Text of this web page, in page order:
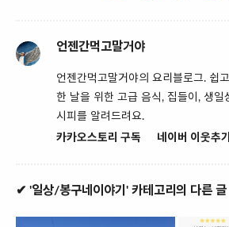
언젠간먹고말거야
언젠간먹고말거야의 요리블로그. 쉽
한 날을 위한 고급 음식, 집들이, 생일
시피를 알려드려요.
카카오스토리 구독
네이버 이웃추
✔ '일상/봉구네이야기' 카테고리의 다른 글